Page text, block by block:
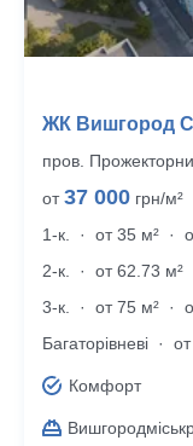
ЖК Вишгород
пров.
от37 000 грн/м²
1-к.
· от 35 м² ·
2-к.
· от 62.73 м²
3-к.
· от 75 м² ·
Багато­рівневі ·
Комфорт